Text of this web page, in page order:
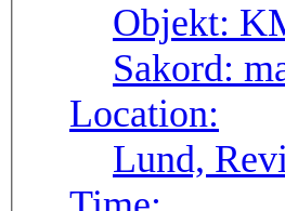
Objekt:
Sakord:
Location:
Lund,